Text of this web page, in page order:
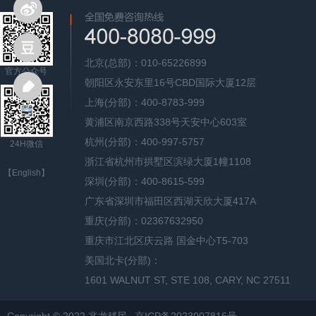
官方公众号
24H微信
【English】
北京(总部)：010-65226899
朝阳区永安东里16号CBD国际大厦12层
上海(分部)：400-8783-999
黄浦区南京西路338号天安中心603室
杭州(分部)：400-997-5757
浙江省杭州市拱墅区滨绿大厦1幢1108
深圳(分部)：400-8615-599
广东省深圳市福田区西湖天欣大厦417A
重庆(分部)：02367632950
重庆市江北区庆云路 国金中心T5-703
美国北卡(分部)：
1601 WALNUT ST, STE 108, CARY, NC 27511